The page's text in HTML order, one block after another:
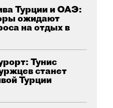
Турции и ОАЭ:
ожидают
на отдых в
Тунис
станет
Турции